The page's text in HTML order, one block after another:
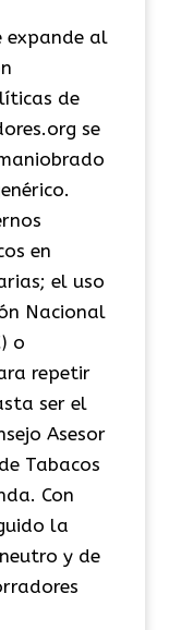
expande al
de
se
en
el uso
Nacional
o
repetir
ser el
Asesor
Tabacos
Con
la
y de